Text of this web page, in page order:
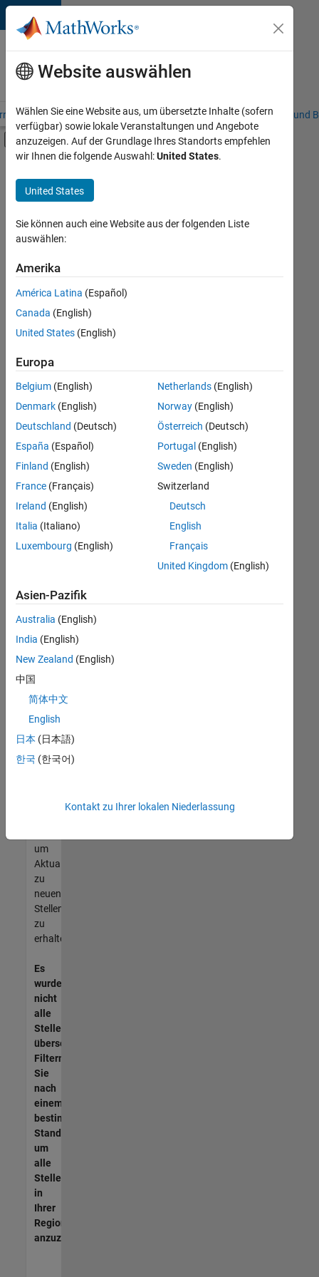
Weiter zum Inhalt
Karriere
bei
MathWorks
– Übersicht Stellensuche Niederlassungen Studierende und
Umschaltung für Off-Canvas-
Hauptinhalt
Inside Sales
Sales Operations
Marketing Services
Human Resources
+3
Derzeit
es
keine
offenen
Stellen,
Ihren
Suchkriterien
entsprechen.
können
die
Suchkriterien
weiter
fassen
oder
alle
Stellenangebote
anzeigen .
noch
keine
offenen
Stellen
können,
die
Ihren
entsprechen,
werden
unseres
um
Aktualisierungen
zu
neuen
Stellenangeboten
zu
erhalten.
Es
wurden
nicht
alle
Stellen
übersetzt.
Filtern
Sie
nach
einem
bestimmten
Standort,
um
alle
Stellenangebote
in
Ihrer
Region
anzuzeigen.
Website auswählen
Wählen Sie eine Website aus, um übersetzte Inhalte (sofern
verfügbar) sowie lokale Veranstaltungen und Angebote
anzuzeigen. Auf der Grundlage Ihres Standorts empfehlen
wir Ihnen die folgende Auswahl:United States.
United States
Sie können auch eine Website aus der folgenden Liste
auswählen:
Amerika
América Latina (Español)
Canada (English)
United States (English)
Europa
Belgium (English)
Denmark (English)
Deutschland (Deutsch)
España (Español)
Finland (English)
France (Français)
Ireland (English)
Italia (Italiano)
Luxembourg (English)
Netherlands(English)
Norway(English)
Österreich (Deutsch)
Portugal (English)
Sweden (English)
Switzerland
Deutsch
English
Français
United Kingdom(English)
Asien-Pazifik
Australia (English)
India (English)
New Zealand (English)
中国
简体中文
English
日本 (日本語)
한국 (한국어)
Kontakt zu Ihrer lokalen Niederlassung